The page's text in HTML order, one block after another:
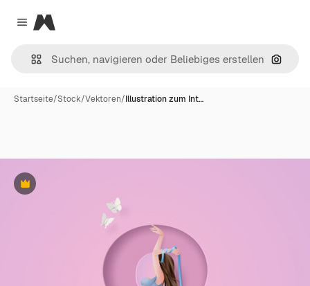
Close menu
Magnific
Nach
Startseite/Stock/Vektoren/Illustration zum Int…
Premium